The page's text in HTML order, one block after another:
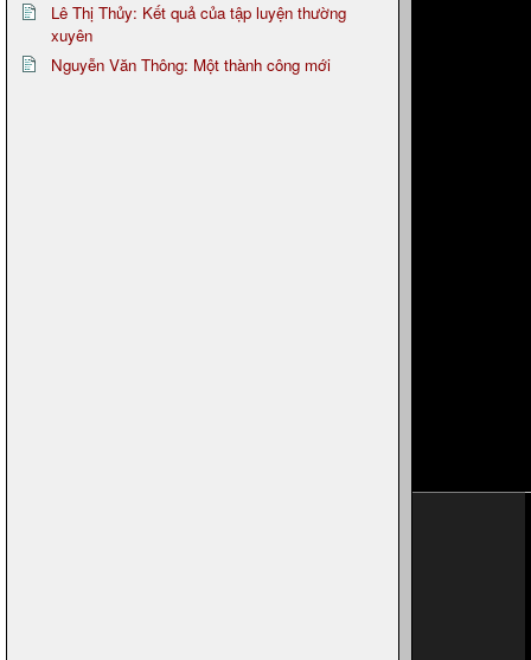
Lê Thị Thủy: Kết quả của tập luyện thường
xuyên
Nguyễn Văn Thông: Một thành công mới